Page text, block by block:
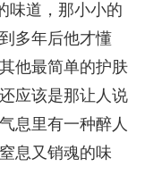
味道，那小小的
多年后他才懂
他最简单的护肤
应该是那让人说
息里有一种醉人
息又销魂的味